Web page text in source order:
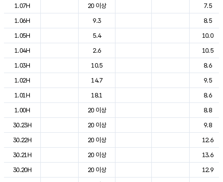
1.07H
20 이상
7.5
1.06H
9.3
8.5
1.05H
5.4
10.0
1.04H
2.6
10.5
1.03H
10.5
8.6
1.02H
14.7
9.5
1.01H
18.1
8.6
1.00H
20 이상
8.8
30.23H
20 이상
9.8
30.22H
20 이상
12.6
30.21H
20 이상
13.6
30.20H
20 이상
12.9